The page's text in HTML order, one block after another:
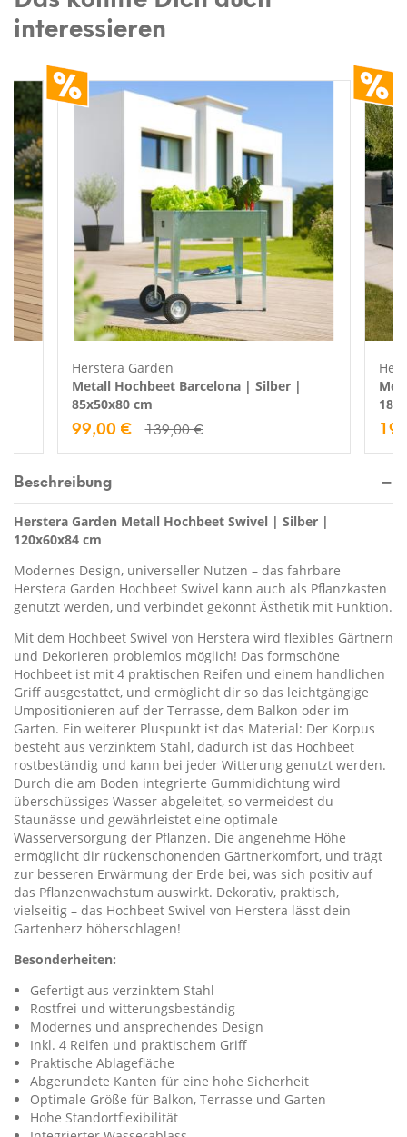
interessieren
Herstera Garden
Metall Hochbeet Barcelona | Silber |
85x50x80 cm
99,00 € 139,00 €
Beschreibung
Herstera Garden Metall Hochbeet Swivel | Silber |
120x60x84 cm
Modernes Design, universeller Nutzen – das fahrbare
Herstera Garden Hochbeet Swivel kann auch als Pflanzkasten
genutzt werden, und verbindet gekonnt Ästhetik mit Funktion.
Mit dem Hochbeet Swivel von Herstera wird flexibles Gärtnern
und Dekorieren problemlos möglich! Das formschöne
Hochbeet ist mit 4 praktischen Reifen und einem handlichen
Griff ausgestattet, und ermöglicht dir so das leichtgängige
Umpositionieren auf der Terrasse, dem Balkon oder im
Garten. Ein weiterer Pluspunkt ist das Material: Der Korpus
besteht aus verzinktem Stahl, dadurch ist das Hochbeet
rostbeständig und kann bei jeder Witterung genutzt werden.
Durch die am Boden integrierte Gummidichtung wird
überschüssiges Wasser abgeleitet, so vermeidest du
Staunässe und gewährleistet eine optimale
Wasserversorgung der Pflanzen. Die angenehme Höhe
ermöglicht dir rückenschonenden Gärtnerkomfort, und trägt
zur besseren Erwärmung der Erde bei, was sich positiv auf
das Pflanzenwachstum auswirkt. Dekorativ, praktisch,
vielseitig – das Hochbeet Swivel von Herstera lässt dein
Gartenherz höherschlagen!
Besonderheiten:
Gefertigt aus verzinktem Stahl
Rostfrei und witterungsbeständig
Modernes und ansprechendes Design
Inkl. 4 Reifen und praktischem Griff
Praktische Ablagefläche
Abgerundete Kanten für eine hohe Sicherheit
Optimale Größe für Balkon, Terrasse und Garten
Hohe Standortflexibilität